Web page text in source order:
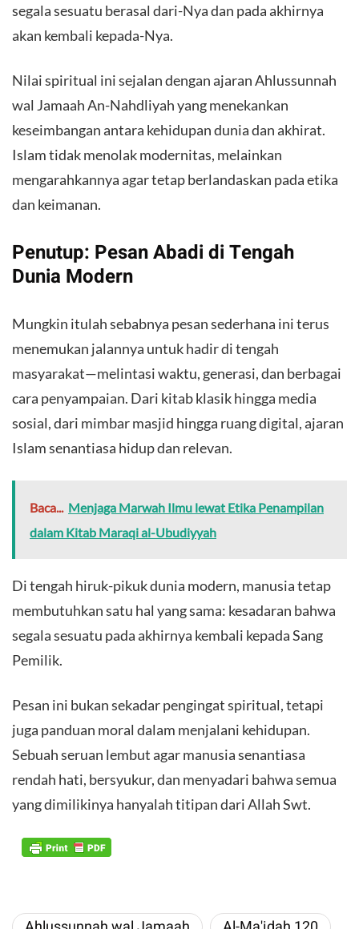
segala sesuatu berasal dari-Nya dan pada akhirnya
akan kembali kepada-Nya.
Nilai spiritual ini sejalan dengan ajaran Ahlussunnah
wal Jamaah An-Nahdliyah yang menekankan
keseimbangan antara kehidupan dunia dan akhirat.
Islam tidak menolak modernitas, melainkan
mengarahkannya agar tetap berlandaskan pada etika
dan keimanan.
Penutup: Pesan Abadi di Tengah
Dunia Modern
Mungkin itulah sebabnya pesan sederhana ini terus
menemukan jalannya untuk hadir di tengah
masyarakat—melintasi waktu, generasi, dan berbagai
cara penyampaian. Dari kitab klasik hingga media
sosial, dari mimbar masjid hingga ruang digital, ajaran
Islam senantiasa hidup dan relevan.
Baca... Menjaga Marwah Ilmu lewat Etika Penampilan
dalam Kitab Maraqi al-Ubudiyyah
Di tengah hiruk-pikuk dunia modern, manusia tetap
membutuhkan satu hal yang sama: kesadaran bahwa
segala sesuatu pada akhirnya kembali kepada Sang
Pemilik.
Pesan ini bukan sekadar pengingat spiritual, tetapi
juga panduan moral dalam menjalani kehidupan.
Sebuah seruan lembut agar manusia senantiasa
rendah hati, bersyukur, dan menyadari bahwa semua
yang dimilikinya hanyalah titipan dari Allah Swt.